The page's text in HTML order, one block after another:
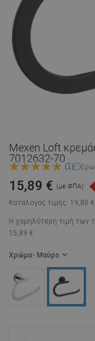
Mexen Loft
7012632-70
(1)
Κατάλογος τιμής: 19,80 €
15,89 € (με ΦΠΑ)
Η χαμηλότερη τιμή των
15,89 €
Χρώμα - Μαύρο